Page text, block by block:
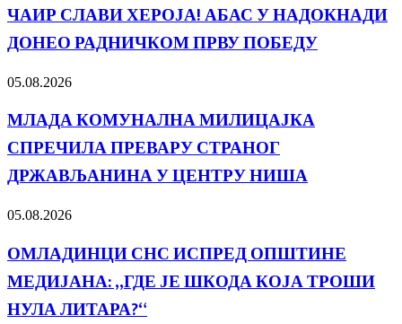
ЧАИР СЛАВИ ХЕРОЈА! АБАС У НАДОКНАДИ
ДОНЕО РАДНИЧКОМ ПРВУ ПОБЕДУ
05.08.2026
МЛАДА КОМУНАЛНА МИЛИЦАЈКА
СПРЕЧИЛА ПРЕВАРУ СТРАНОГ
ДРЖАВЉАНИНА У ЦЕНТРУ НИША
05.08.2026
ОМЛАДИНЦИ СНС ИСПРЕД ОПШТИНЕ
МЕДИЈАНА: „ГДЕ ЈЕ ШКОДА КОЈА ТРОШИ
НУЛА ЛИТАРА?“